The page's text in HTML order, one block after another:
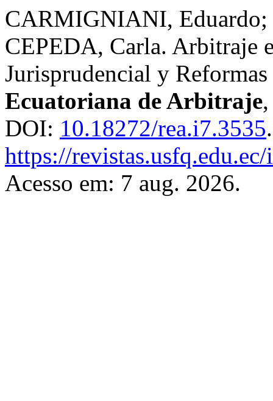
CARMIGNIANI,
CEPEDA, Carla. Arbitraje
Jurisprudencial y
Ecuatoriana de Arbitraje
DOI: 10.18272/rea.i7.3535
https://
Acesso em: 7 aug. 2026.